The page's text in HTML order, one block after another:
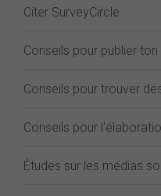
Citer SurveyCircle
Conseils pour publier ton
Conseils pour trouver
Conseils pour
Études sur les médias